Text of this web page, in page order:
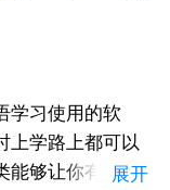
学习使用的软
上学路上都可以
能够让你有选择
展开